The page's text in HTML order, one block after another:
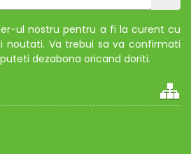
ul nostru pentru a fi la curent cu
noutati. Va trebui sa va confirmati
dezabona oricand doriti.